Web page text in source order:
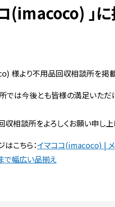
(imacoco) 」
様より不用品回収相談所を掲載
では今後とも皆様の満足いただ
相談所をよろしくお願い申し上
こちら：イマココ(imacoco) |
で幅広い品揃え